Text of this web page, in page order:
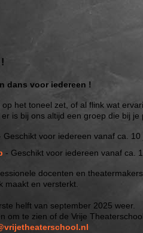
dans voor iedereen !
het toneel zet, of al flink wat
is bij ons altijd een groep die bij je
Geschikt voor iedereen vanaf ca.
- Geschikt voor iedereen vanaf ca.
docenten en
maakt en versterkt.
helft van september 2025 weer.
om te zien of de Vrije